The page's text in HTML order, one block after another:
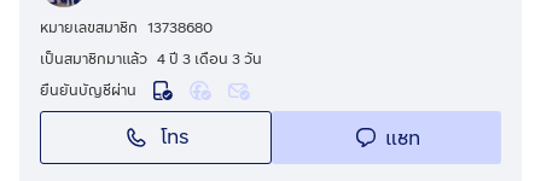
✨ จุดเด่นโครงการ:
🏖 คอนโดตากอากาศ สไตล์รีสอร์ทหรู
🌿 พื้นที่ส่วนกลางขนาดใหญ่ สระว่ายน้ำ สวนสีเขียว ร่มรื่น
🏬 ใกล้ เซ็นทรัลพัทยา, ตลาดมิโมซ่า, รพ.กรุงเทพพัทยา,
หมายเลขสมาชิก 13738680
เป็นสมาชิกมาแล้ว 4 ปี 3 เดือน 3 วัน
ยืนยันบัญชีผ่าน
โทร แชท